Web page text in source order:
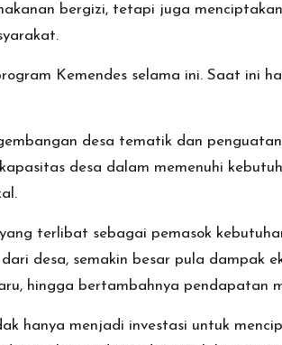
bergizi, tetapi juga
Kemendes selama ini. Saat ini
desa tematik dan
desa dalam memenuhi
terlibat sebagai pemasok
desa, semakin besar pula dampak
hingga bertambahnya pendapatan
hanya menjadi investasi untuk